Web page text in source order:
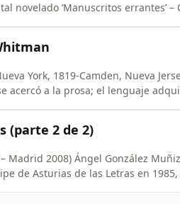
novelado ’Manuscritos errantes’ –
York, 1819-Camden, Nueva
acercó a la prosa; el lenguaje
Su poesía ha sido fuente de
(parte 2 de 2)
Muñiz, poeta español de la
de Asturias de las Letras en